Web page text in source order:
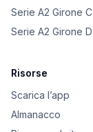
Serie A2 Girone C
Serie A2 Girone D
Risorse
Scarica l’app
Almanacco